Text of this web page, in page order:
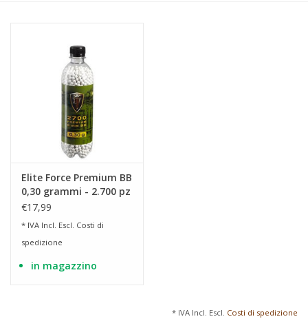
Elite Force Premium BB
0,30 grammi - 2.700 pz
€17,99
* IVA Incl. Escl. Costi di
spedizione
in magazzino
* IVA Incl. Escl. Costi di spedizione